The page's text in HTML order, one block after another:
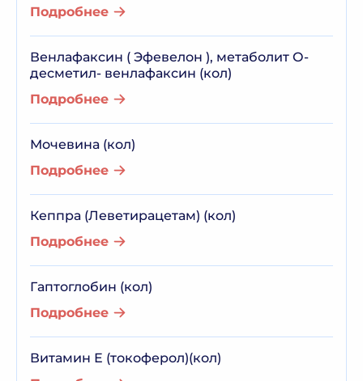
Подробнее
Венлафаксин ( Эфевелон ), метаболит О-
десметил- венлафаксин (кол)
Подробнее
Мочевина (кол)
Подробнее
Кеппра (Леветирацетам) (кол)
Подробнее
Гаптоглобин (кол)
Подробнее
Витамин Е (токоферол)(кол)